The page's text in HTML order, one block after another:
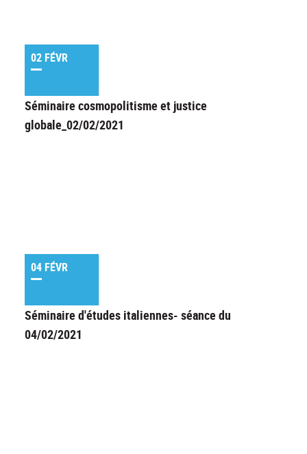
02 FÉVR
Séminaire cosmopolitisme et justice
globale_02/02/2021
04 FÉVR
Séminaire d'études italiennes- séance du
04/02/2021